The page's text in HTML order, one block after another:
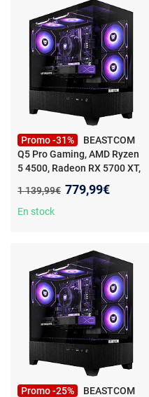
Promo -31%
BEASTCOM
Q5 Pro Gaming, AMD Ryzen
5 4500, Radeon RX 5700 XT,
Ancien prix :
1 139,99€ Nouveau prix :
779,99€
En stock
Promo -25%
BEASTCOM